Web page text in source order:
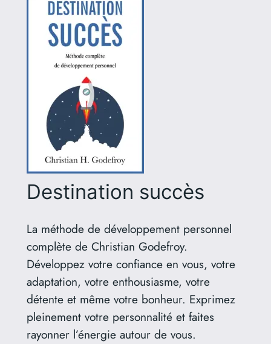
Destination succès
La méthode de développement personnel
complète de Christian Godefroy.
Développez votre confiance en vous, votre
adaptation, votre enthousiasme, votre
détente et même votre bonheur. Exprimez
pleinement votre personnalité et faites
rayonner l’énergie autour de vous.